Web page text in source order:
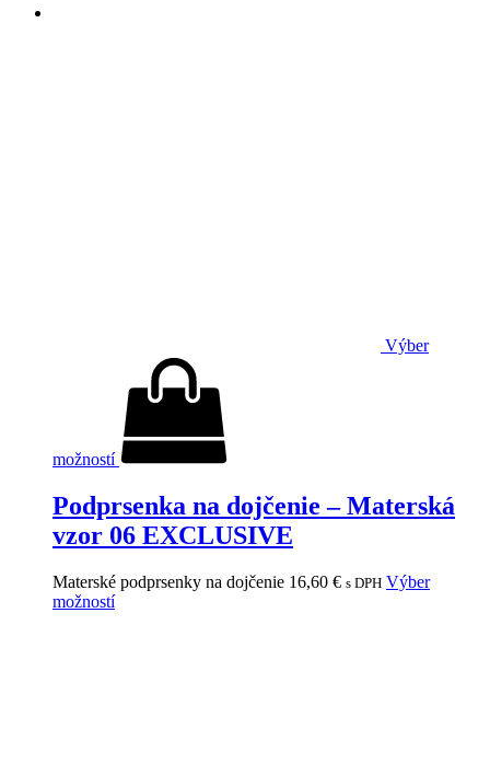
Výber
možností
Podprsenka na dojčenie – Materská
vzor 06 EXCLUSIVE
Materské podprsenky na dojčenie 16,60 € s DPH Výber
možností